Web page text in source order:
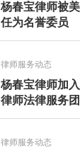
杨春宝律师被
任为名誉委员
律师服务动态
杨春宝律师加
律师法律服务
律师服务动态